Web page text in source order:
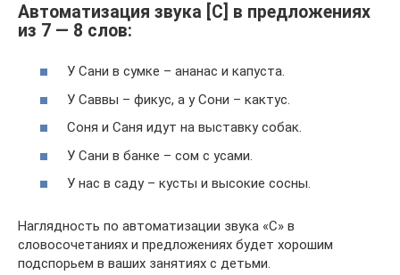
Автоматизация звука [С] в предложениях
из 7 — 8 слов:
У Сани в сумке – ананас и капуста.
У Саввы – фикус, а у Сони – кактус.
Соня и Саня идут на выставку собак.
У Сани в банке – сом с усами.
У нас в саду – кусты и высокие сосны.
Наглядность по автоматизации звука «С» в
словосочетаниях и предложениях будет хорошим
подспорьем в ваших занятиях с детьми.